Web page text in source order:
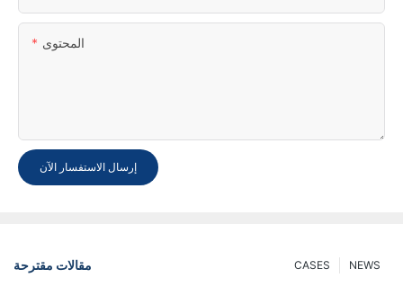
المحتوى
إرسال الاستفسار الآن
مقالات مقترحة NEWS
CASES